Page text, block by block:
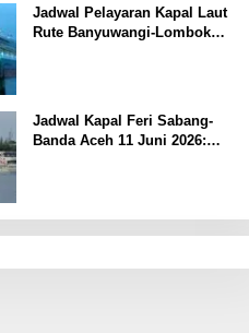
Jadwal Pelayaran Kapal Laut
Rute Banyuwangi-Lombok
Jadwal Kapal Feri Sabang-
Banda Aceh 11 Juni 2026: